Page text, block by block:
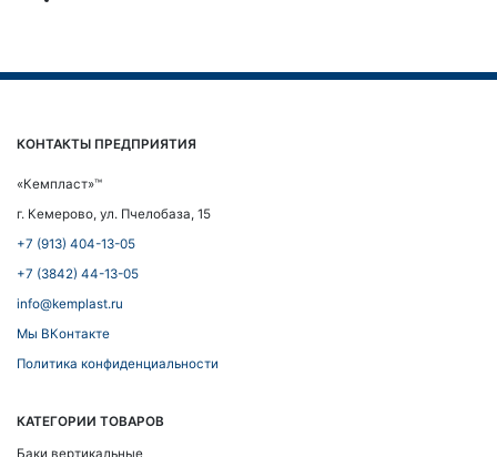
КОНТАКТЫ ПРЕДПРИЯТИЯ
«Кемпласт»™
г. Кемерово, ул. Пчелобаза, 15
+7 (913) 404-13-05
+7 (3842) 44-13-05
info@kemplast.ru
Мы ВКонтакте
Политика конфиденциальности
КАТЕГОРИИ ТОВАРОВ